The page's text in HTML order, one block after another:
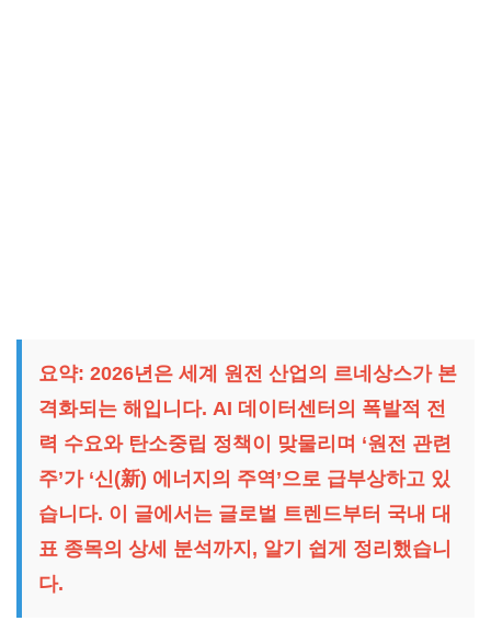
요약: 2026년은 세계 원전 산업의 르네상스가 본
격화되는 해입니다. AI 데이터센터의 폭발적 전
력 수요와 탄소중립 정책이 맞물리며 ‘원전 관련
주’가 ‘신(新) 에너지의 주역’으로 급부상하고 있
습니다. 이 글에서는 글로벌 트렌드부터 국내 대
표 종목의 상세 분석까지, 알기 쉽게 정리했습니
다.